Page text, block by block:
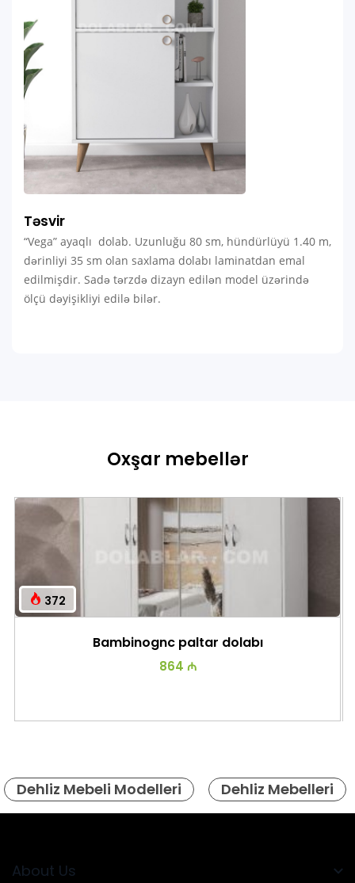
Təsvir
“Vega” ayaqlı dolab. Uzunluğu 80 sm, hündürlüyü 1.40 m,
dərinliyi 35 sm olan saxlama dolabı laminatdan emal
edilmişdir. Sadə tərzdə dizayn edilən model üzərində
ölçü dəyişikliyi edilə bilər.
Oxşar mebellər
372
Bambinognc paltar dolabı
864 ₼
Dehliz Mebeli Modelleri Dehliz Mebelleri
About Us